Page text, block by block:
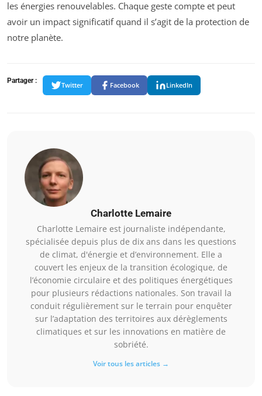
les énergies renouvelables. Chaque geste compte et peut
avoir un impact significatif quand il s’agit de la protection de
notre planète.
Partager :
Twitter Facebook LinkedIn
Charlotte Lemaire
Charlotte Lemaire est journaliste indépendante,
spécialisée depuis plus de dix ans dans les questions
de climat, d'énergie et d’environnement. Elle a
couvert les enjeux de la transition écologique, de
l’économie circulaire et des politiques énergétiques
pour plusieurs rédactions nationales. Son travail la
conduit régulièrement sur le terrain pour enquêter
sur l’adaptation des territoires aux dérèglements
climatiques et sur les innovations en matière de
sobriété.
Voir tous les articles →